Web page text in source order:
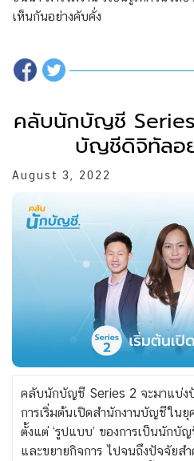
เห็นกันอย่างคับคั่ง
คลับนักบัญชี
บัญชีดิจิทัลอย่
August 3, 2022
คลับนักบัญชี Series 2 จะมาแบ่ง
การเริ่มต้นเปิดสำนักงานบัญชีในยุ
ตั้งแต่ ‘รูปแบบ’ ของการเป็นนักบัญ
และขยายกิจการ ไปจนถึงปัจจัย